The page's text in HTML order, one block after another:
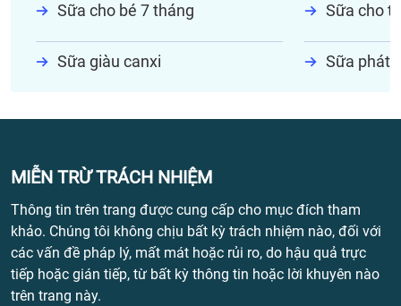
Sữa cho bé 7 tháng Sữa cho
Sữa giàu canxi Sữa phát
MIỄN TRỪ TRÁCH NHIỆM
Thông tin trên trang được cung cấp cho mục đích tham
khảo. Chúng tôi không chịu bất kỳ trách nhiệm nào, đối với
các vấn đề pháp lý, mất mát hoặc rủi ro, do hậu quả trực
tiếp hoặc gián tiếp, từ bất kỳ thông tin hoặc lời khuyên nào
trên trang này.